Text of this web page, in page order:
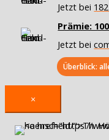
Jetzt bei
Prämie:
Jetzt bei
Überblick:
×